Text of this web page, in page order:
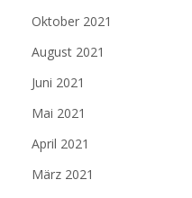
Oktober 2021
August 2021
Juni 2021
Mai 2021
April 2021
März 2021